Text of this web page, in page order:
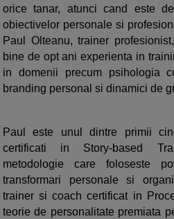
orice tanar, atunci cand este
obiectivelor personale si
Paul Olteanu, trainer
bine de opt ani experienta in
in domenii precum psihologia
branding personal si dinamici de
Paul este unul dintre primii
certificati in Story-based
metodologie care foloseste
transformari personale si
trainer si coach certificat in
teorie de personalitate premiata